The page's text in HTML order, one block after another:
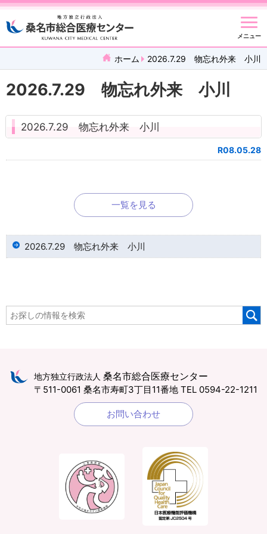
メニュー
ホーム 2026.7.29 物忘れ外来 小川
2026.7.29 物忘れ外来 小川
2026.7.29 物忘れ外来 小川
R08.05.28
一覧を見る
2026.7.29 物忘れ外来 小川
地方独立行政法人 桑名市総合医療センター
〒511-0061 桑名市寿町3丁目11番地 TEL 0594-22-1211
お問い合わせ